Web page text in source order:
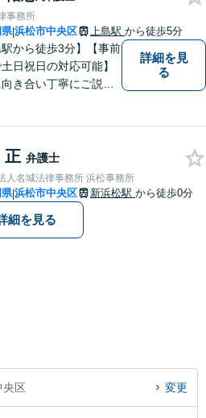
事務所
|浜松市中央区 上島駅 から徒歩5分
駅から徒歩3分】【事前
日祝日の対応可能】
き合い丁寧にご説明
詳細を見
る
正 弁護士
人名城法律事務所 浜松事務所
|浜松市中央区 新浜松駅 から徒歩0分
細を見る
央区 変更